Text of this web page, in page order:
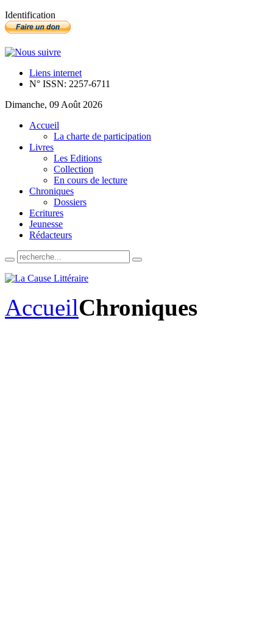
Identification
Liens internet
N° ISSN: 2257-6711
Dimanche, 09 Août 2026
Accueil
La charte de participation
Livres
Les Editions
Collection
En cours de lecture
Chroniques
Dossiers
Ecritures
Jeunesse
Rédacteurs
AccueilChroniques